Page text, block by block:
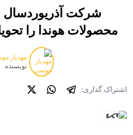
شرکت آذریوردسال
محصولات هوندا را
مهدیار
نویسنده
اشتراک گذاری: